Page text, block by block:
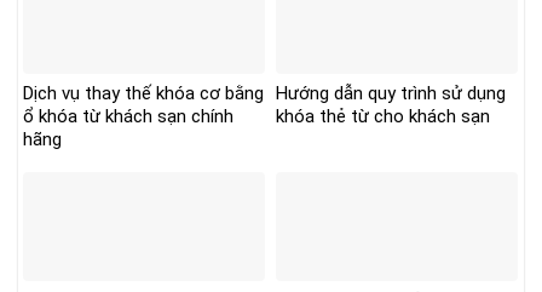
Dịch vụ thay thế khóa cơ bằng
ổ khóa từ khách sạn chính
hãng
Hướng dẫn quy trình sử dụng
khóa thẻ từ cho khách sạn